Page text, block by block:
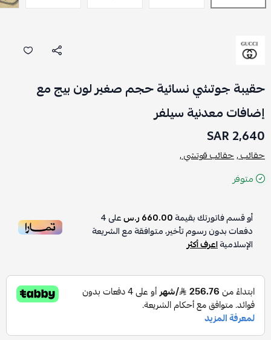
حقيبة جوتشي نسائية حجم صغير لون بيج مع
إضافات معدنية سيلفر
2,640 SAR
حقائب ,حقائب قوتشي ,
متوفر
أو قسم فاتورتك بقيمة660.00 ر.س على4
دفعات بدون رسوم تأخير، متوافقة مع الشريعة
الإسلاميةاعرف أكثر